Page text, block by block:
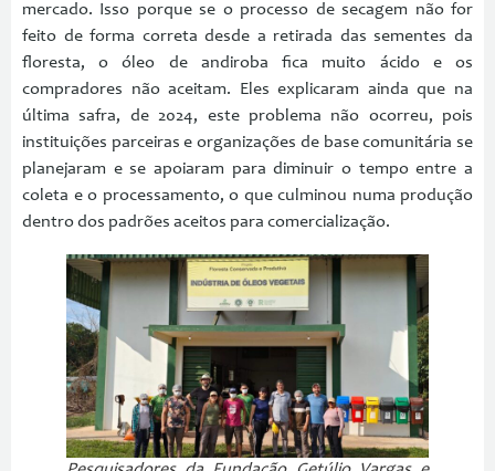
mercado. Isso porque se o processo de secagem não for
feito de forma correta desde a retirada das sementes da
floresta, o óleo de andiroba fica muito ácido e os
compradores não aceitam. Eles explicaram ainda que na
última safra, de 2024, este problema não ocorreu, pois
instituições parceiras e organizações de base comunitária se
planejaram e se apoiaram para diminuir o tempo entre a
coleta e o processamento, o que culminou numa produção
dentro dos padrões aceitos para comercialização.